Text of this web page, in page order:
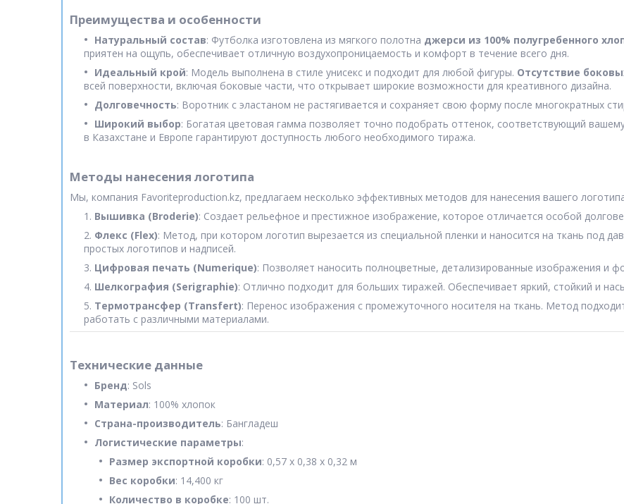
Преимущества и особенности
Натуральный состав: Футболка изготовлена из мягкого полотна джерси из 100% полугребенного
приятен на ощупь, обеспечивает отличную воздухопроницаемость и комфорт в течение всего дня.
Идеальный крой: Модель выполнена в стиле унисекс и подходит для любой фигуры. Отсутствие
всей поверхности, включая боковые части, что открывает широкие возможности для креативного дизайна.
Долговечность: Воротник с эластаном не растягивается и сохраняет свою форму после многократных
Широкий выбор: Богатая цветовая гамма позволяет точно подобрать оттенок, соответствующий
в Казахстане и Европе гарантируют доступность любого необходимого тиража.
Методы нанесения логотипа
Мы, компания Favoriteproduction.kz, предлагаем несколько эффективных методов для нанесения вашего
Вышивка (Broderie): Создает рельефное и престижное изображение, которое отличается особой
Флекс (Flex): Метод, при котором логотип вырезается из специальной пленки и наносится на ткань под
простых логотипов и надписей.
Цифровая печать (Numerique): Позволяет наносить полноцветные, детализированные изображения и
Шелкография (Serigraphie): Отлично подходит для больших тиражей. Обеспечивает яркий, стойкий и
Термотрансфер (Transfert): Перенос изображения с промежуточного носителя на ткань. Метод
работать с различными материалами.
Технические данные
Бренд: Sols
Материал: 100% хлопок
Страна-производитель: Бангладеш
Логистические параметры:
Размер экспортной коробки: 0,57 x 0,38 x 0,32 м
Вес коробки: 14,400 кг
Количество в коробке: 100 шт.